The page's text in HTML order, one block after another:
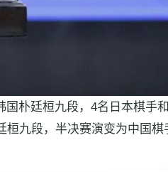
朴廷桓九段，4名日本棋手
九段，半决赛演变为中国棋